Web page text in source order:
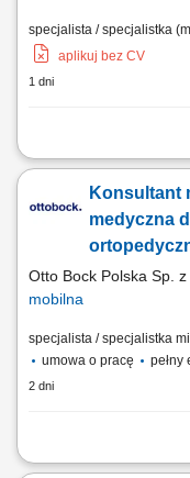
specjalista / specjalistka
aplikuj bez CV
1 dni
Zakres obowiązków:
narząd ruchu; Budowanie
medycznym oraz
Przeprowadzanie
Konsultant
medyczna
Otto Bock Polska Sp. z
mobilna
specjalista / specjalistka
umowa o pracę
pełny
2 dni
Do Twoich obowiązków